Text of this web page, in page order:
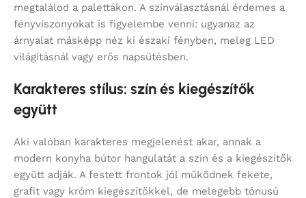
megtalálod a palettákon. A színválasztásnál érdemes a
fényviszonyokat is figyelembe venni: ugyanaz az
árnyalat másképp néz ki északi fényben, meleg LED
világításnál vagy erős napsütésben.
Karakteres stílus: szín és kiegészítők
együtt
Aki valóban karakteres megjelenést akar, annak a
modern konyha bútor hangulatát a szín és a kiegészítők
együtt adják. A festett frontok jól működnek fekete,
grafit vagy króm kiegészítőkkel, de melegebb tónusú